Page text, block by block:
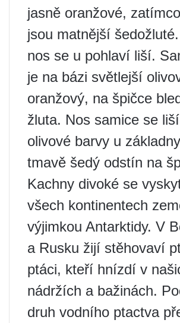
jasně oranžové,
jsou matnější
nos se u pohlaví liší.
je na bázi světlejší
oranžový, na špičce
žluta. Nos samice se
olivové barvy u
tmavě šedý odstín na
Kachny divoké se
všech kontinentech
výjimkou Antarktidy. V
a Rusku žijí stěhovaví
ptáci, kteří hnízdí v
nádržích a bažinách.
druh vodního ptactva